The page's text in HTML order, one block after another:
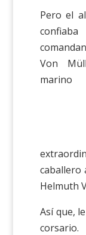
Pero el
Von
marino
caballero
Helmuth
Así que,
corsario.